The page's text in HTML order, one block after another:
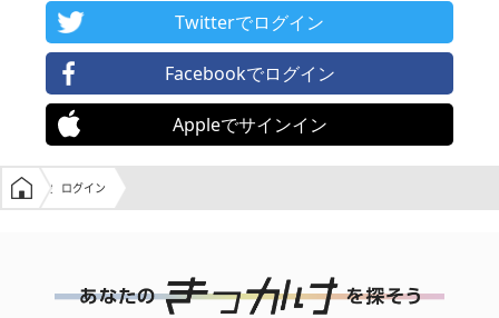
Twitterでログイン
Facebookでログイン
Appleでサインイン
学生の窓口トップ
ログイン